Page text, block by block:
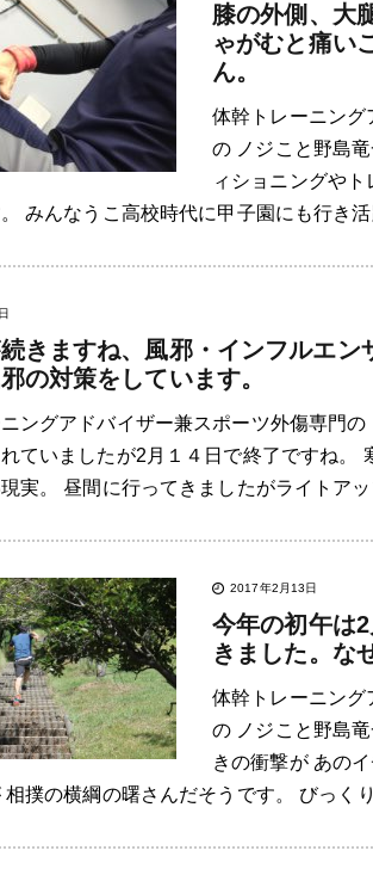
膝の外側、大
ゃがむと痛い
ん。
体幹トレーニング
の ノジこと野島
ィショニングや
みんなうこ高校時代に甲子園にも行き
きますね、風邪・インフルエン
の対策をしています。
ングアドバイザー兼スポーツ外傷専門
ていましたが2月１４日で終了ですね。
実。 昼間に行ってきましたがライトア
2017年2月13日
今年の初午は
きました。な
体幹トレーニング
の ノジこと野島
きの衝撃が あの
相撲の横綱の曙さんだそうです。 びっく